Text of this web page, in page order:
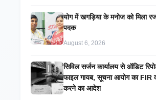
​योग में खगड़िया के मनोज को मिला
पदक
August 6, 2026
सिविल सर्जन कार्यालय से ऑडिट
फाइल गायब, सूचना आयोग का FIR
करने का आदेश